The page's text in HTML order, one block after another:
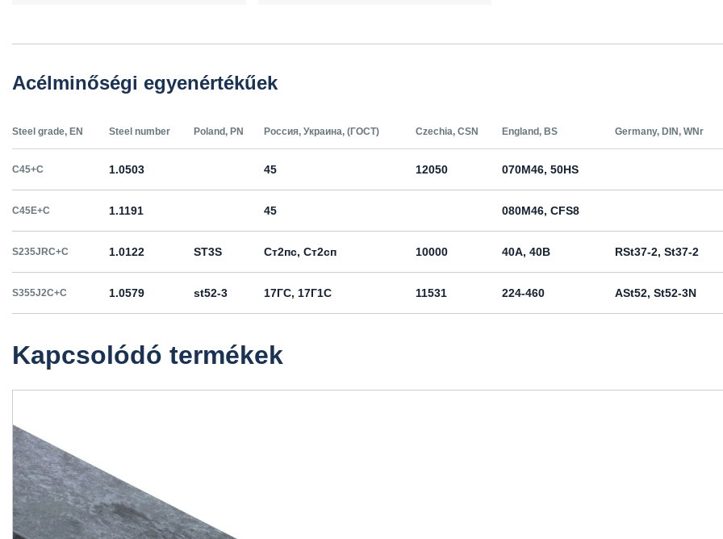
Acélminőségi egyenértékűek
Steel grade, EN Steel number Poland, PN Россия, Украина, (ГОСТ) Czechia, CSN England, BS Germany, DIN, WNr
C45+C 1.0503 45 12050 070M46, 50HS
C45E+C 1.1191 45 080M46, CFS8
S235JRC+C 1.0122 ST3S Ст2пс, Ст2сп 10000 40A, 40B RSt37-2, St37-2
S355J2C+C 1.0579 st52-3 17ГС, 17Г1С 11531 224-460 ASt52, St52-3N
Kapcsolódó termékek